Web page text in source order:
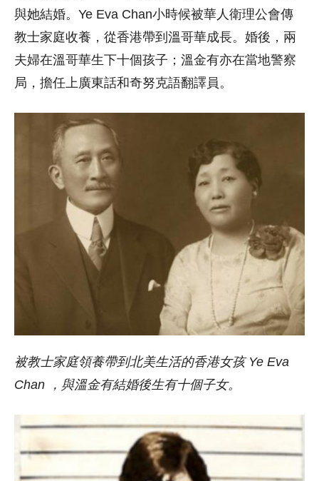
與她結婚。Ye Eva Chan小時候被華人衛理公會傳
教士家庭收養，從香港帶到溫哥華成長。婚後，兩
夫婦在溫哥華生下十個孩子；溫金有亦在當地警察
局，擔任上廣東話和奇努克語翻譯員。
被教士家庭領養帶到北美生活的香港女孩 Ye Eva
Chan ，與溫金有結婚後生有十個子女。